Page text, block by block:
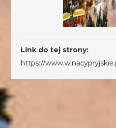
Link do tej strony:
https://